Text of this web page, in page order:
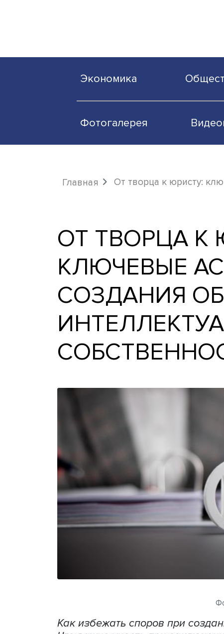
Фотогалерея
ОТ ТВОРЦА
КЛЮЧЕВЫЕ
СОЗДАНИЯ